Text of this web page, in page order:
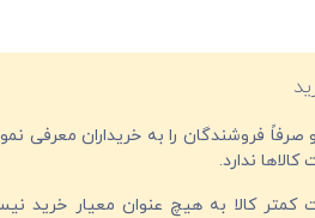
صرفاً فروشندگان را به خریداران
ندارد.
کمتر کالا به هیچ عنوان معیار خرید